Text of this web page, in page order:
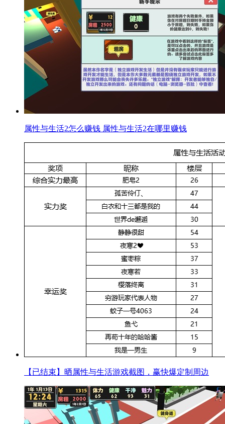
属性与生活2怎么赚钱 属性与生活2在哪里赚钱
【已结束】晒属性与生活游戏截图，赢快爆定制周边